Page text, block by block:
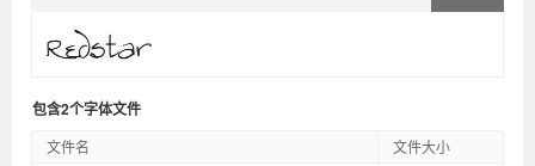
包含2个字体文件
文件名
文件大小